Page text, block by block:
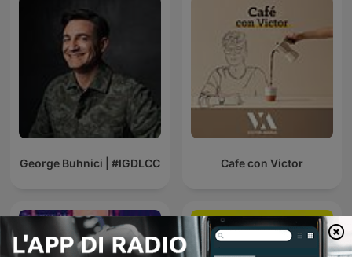
George Buhnici | #IGDLCC Cafe con Victor